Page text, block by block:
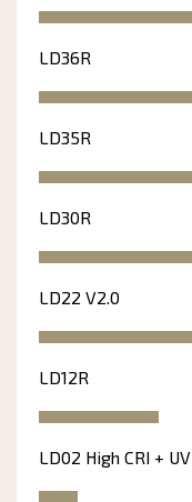
LD36R
LD35R
LD30R
LD22 V2.0
LD12R
LD02 High CRI + UV